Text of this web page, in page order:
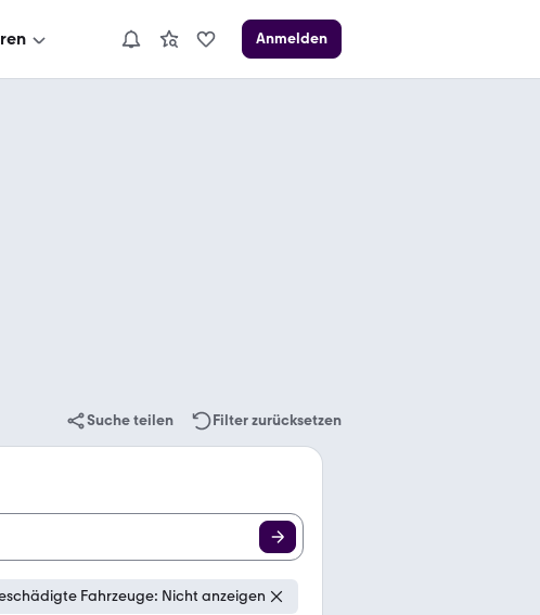
Anmelden
Suche teilen Filter zurücksetzen
Fahrzeuge: Nicht anzeigen